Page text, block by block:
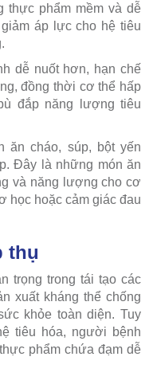
thực phẩm mềm và dễ
áp lực cho hệ tiêu
dễ nuốt hơn, hạn chế
đồng thời cơ thể hấp
đắp năng lượng tiêu
ăn cháo, súp, bột yến
Đây là những món ăn
và năng lượng cho cơ
học hoặc cảm giác đau
thụ
trọng trong tái tạo các
xuất kháng thể chống
khỏe toàn diện. Tuy
tiêu hóa, người bệnh
phẩm chứa đạm dễ